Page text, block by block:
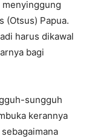
menyinggung
(Otsus) Papua.
harus dikawal
bagi
sungguh
kerannya